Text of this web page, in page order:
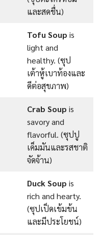
และสดชื่น)
Tofu Soup is
light and
healthy. (ซุป
เต้าหู้เบาท้องและ
ดีต่อสุขภาพ)
Crab Soup is
savory and
flavorful. (ซุปปู
เค็มมันและรสชาติ
จัดจ้าน)
Duck Soup is
rich and hearty.
(ซุปเป็ดเข้มข้น
และมีประโยชน์)